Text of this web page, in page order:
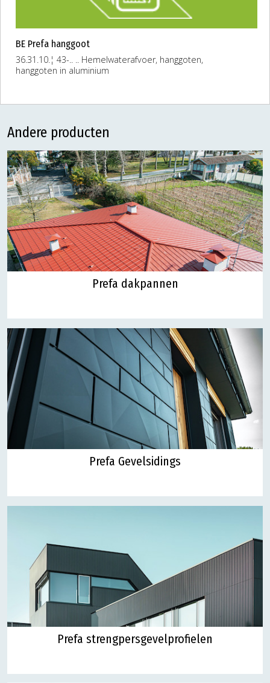
BE Prefa hanggoot
36.31.10.¦ 43-.. .. Hemelwaterafvoer, hanggoten,
hanggoten in aluminium
Andere producten
Prefa dakpannen
Prefa Gevelsidings
Prefa strengpersgevelprofielen